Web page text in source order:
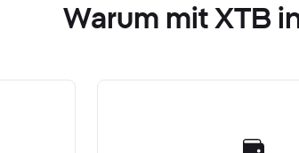
Warum mit XTB